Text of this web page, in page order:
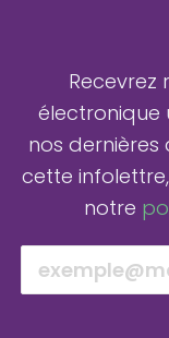
Recevrez
électronique
nos dernières
cette
notre